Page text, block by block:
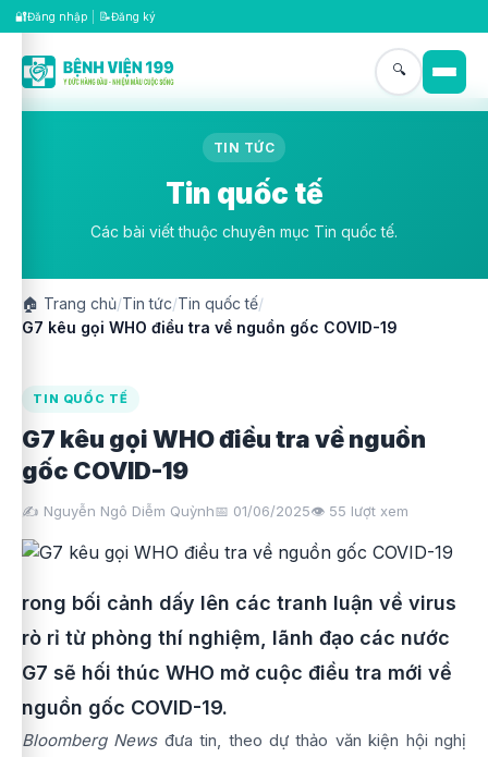
🔐Đăng nhập 📝Đăng ký
🔍
TIN TỨC
Tin quốc tế
Các bài viết thuộc chuyên mục Tin quốc tế.
🏠 Trang chủ/Tin tức/Tin quốc tế/
G7 kêu gọi WHO điều tra về nguồn gốc COVID-19
TIN QUỐC TẾ
G7 kêu gọi WHO điều tra về nguồn
gốc COVID-19
✍️ Nguyễn Ngô Diễm Quỳnh📅 01/06/2025👁️ 55 lượt xem
rong bối cảnh dấy lên các tranh luận về virus
rò rỉ từ phòng thí nghiệm, lãnh đạo các nước
G7 sẽ hối thúc WHO mở cuộc điều tra mới về
nguồn gốc COVID-19.
Bloomberg Newsđưa tin, theo dự thảo văn kiện hội nghị